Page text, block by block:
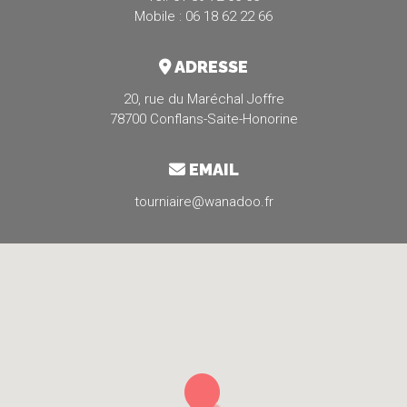
Mobile : 06 18 62 22 66
ADRESSE
20, rue du Maréchal Joffre
78700 Conflans-Saite-Honorine
EMAIL
tourniaire@wanadoo.fr